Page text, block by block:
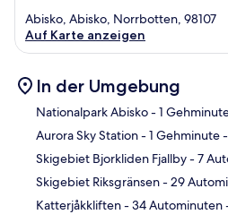
Abisko, Abisko, Norrbotten, 98107
Auf Karte anzeigen
In der Umgebung
Nationalpark Abisko- 1
Aurora Sky Station- 1 Gehminute
Skigebiet Bjorkliden Fjallby- 7
Skigebiet Riksgränsen- 29
Katterjåkkliften- 34 Autominuten